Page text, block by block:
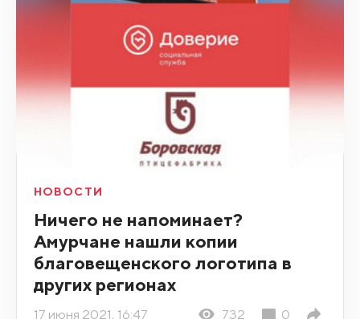
НОВОСТИ
Ничего не напоминает?
Амурчане нашли копии
благовещенского логотипа в
других регионах
17 июня 2021, 16:47 732 0